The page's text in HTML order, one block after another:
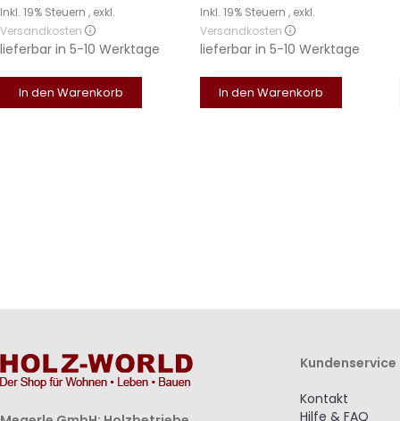
Inkl. 19% Steuern , exkl.
Versandkosten
lieferbar in 5-10 Werktage
In den Warenkorb
Inkl. 19% Steuern , exkl.
Versandkosten
lieferbar in 5-10 Werktage
In den Warenkorb
Kundenservice
Kontakt
Hilfe & FAQ